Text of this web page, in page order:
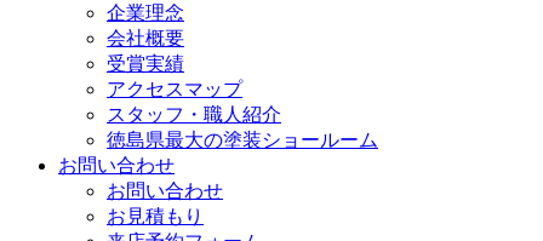
企業理念
会社概要
受賞実績
アクセスマップ
スタッフ・職人紹介
徳島県最大の塗装ショールーム
お問い合わせ
お問い合わせ
お見積もり